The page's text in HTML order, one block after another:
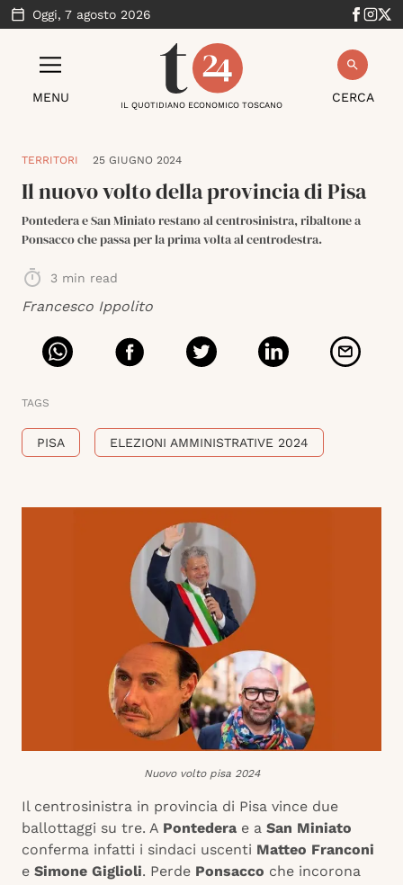
Oggi, 7 agosto 2026
MENU CERCA
IL QUOTIDIANO ECONOMICO TOSCANO
TERRITORI 25 GIUGNO 2024
Il nuovo volto della provincia di Pisa
Pontedera e San Miniato restano al centrosinistra, ribaltone a
Ponsacco che passa per la prima volta al centrodestra.
3 min read
Francesco Ippolito
TAGS
PISA ELEZIONI AMMINISTRATIVE 2024
Nuovo volto pisa 2024
Il centrosinistra in provincia di Pisa vince due
ballottaggi su tre. A Pontedera e a San Miniato
conferma infatti i sindaci uscenti Matteo Franconi
e Simone Giglioli. Perde Ponsacco che incorona